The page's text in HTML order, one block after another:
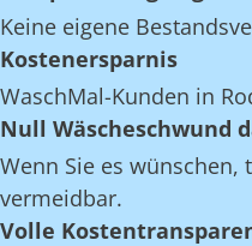
Keine eigene
Kostenersparnis
WaschMal-Kunden in
Null Wäscheschwund
Wenn Sie es
vermeidbar.
Volle